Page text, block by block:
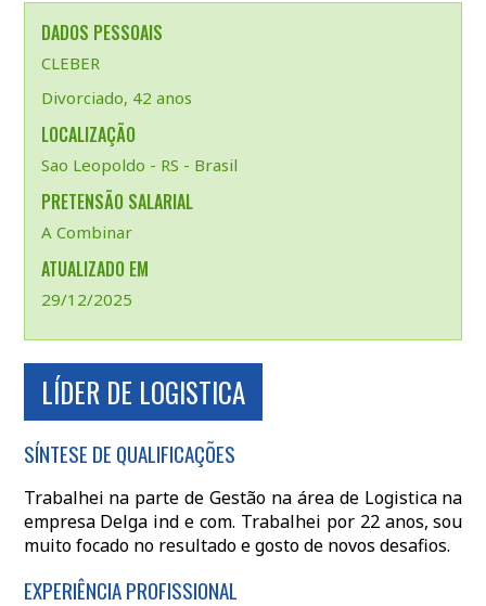
DADOS PESSOAIS
CLEBER
Divorciado, 42 anos
LOCALIZAÇÃO
Sao Leopoldo - RS - Brasil
PRETENSÃO SALARIAL
A Combinar
ATUALIZADO EM
29/12/2025
LÍDER DE LOGISTICA
SÍNTESE DE QUALIFICAÇÕES
Trabalhei na parte de Gestão na área de Logistica na
empresa Delga ind e com. Trabalhei por 22 anos, sou
muito focado no resultado e gosto de novos desafios.
EXPERIÊNCIA PROFISSIONAL